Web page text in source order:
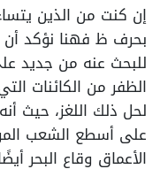
إن كنت من الذين
بحرف ظ فهنا نؤكد أن
للبحث عنه من جديد
الظفر من الكائنات
لحل ذلك اللغز، حيث
على أسطع الشعب
الأعماق وقاع البحر